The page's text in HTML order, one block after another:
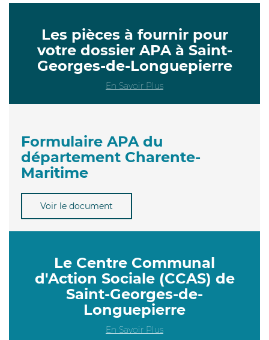
Les pièces à fournir pour
votre dossier APA à Saint-
Georges-de-Longuepierre
En Savoir Plus
Formulaire APA du
département Charente-
Maritime
Voir le document
Le Centre Communal
d'Action Sociale (CCAS) de
Saint-Georges-de-
Longuepierre
En Savoir Plus